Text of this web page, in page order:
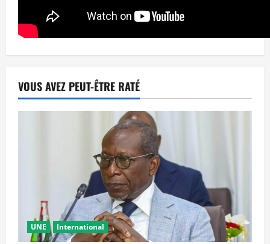
VOUS AVEZ PEUT-ÊTRE RATÉ
UNE International